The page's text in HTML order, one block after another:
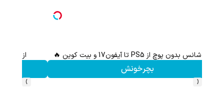
گردونه رو بچرخون طلای دیجیتال و بیت کوین ببر 🎁😍
بچرخونش
‹
›